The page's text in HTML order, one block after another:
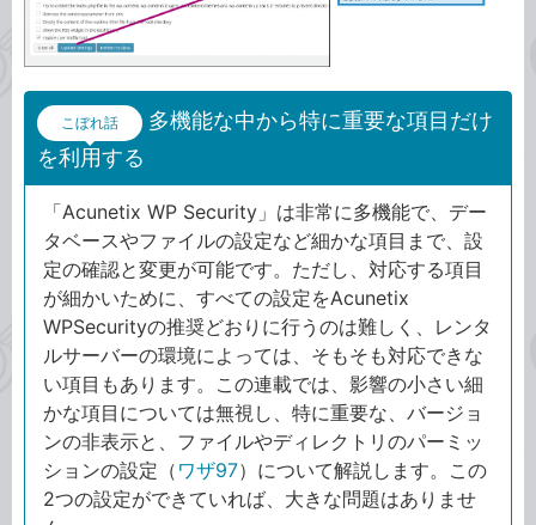
こぼれ話
多機能な中から特に重要な項目だけ
を利用する
「Acunetix WP Security」は非常に多機能で、デー
タベースやファイルの設定など細かな項目まで、設
定の確認と変更が可能です。ただし、対応する項目
が細かいために、すべての設定をAcunetix
WPSecurityの推奨どおりに行うのは難しく、レンタ
ルサーバーの環境によっては、そもそも対応できな
い項目もあります。この連載では、影響の小さい細
かな項目については無視し、特に重要な、バージョ
ンの非表示と、ファイルやディレクトリのパーミッ
ションの設定（ ワザ97）について解説します。この
2つの設定ができていれば、大きな問題はありませ